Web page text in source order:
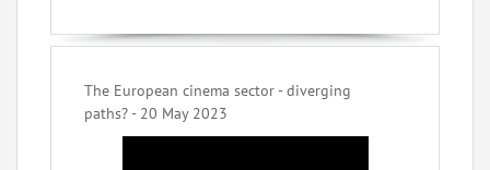
The European cinema sector - diverging
paths? - 20 May 2023